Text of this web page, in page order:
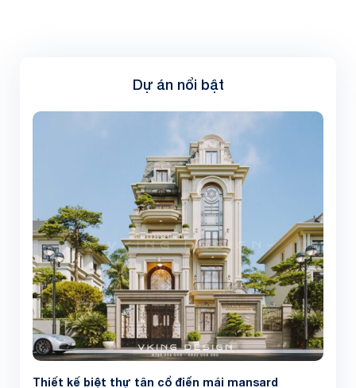
Dự án nổi bật
Thiết kế biệt thự tân cổ điển mái mansard